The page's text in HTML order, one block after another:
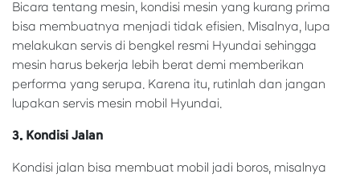
Bicara tentang mesin, kondisi mesin yang kurang prima
bisa membuatnya menjadi tidak efisien. Misalnya, lupa
melakukan servis di bengkel resmi Hyundai sehingga
mesin harus bekerja lebih berat demi memberikan
performa yang serupa. Karena itu, rutinlah dan jangan
lupakan servis mesin mobil Hyundai.
3. Kondisi Jalan
Kondisi jalan bisa membuat mobil jadi boros, misalnya